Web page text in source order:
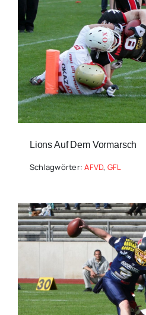
Lions Auf Dem Vormarsch
Schlagwörter:AFVD, GFL